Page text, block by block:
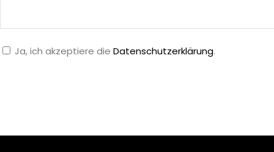
Ja, ich akzeptiere die Datenschutzerklärung.